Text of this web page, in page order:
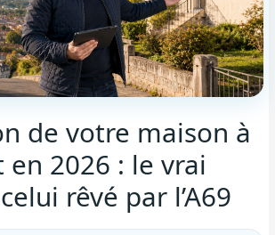
de votre maison à
en 2026 : le vrai
rêvé par l’A69